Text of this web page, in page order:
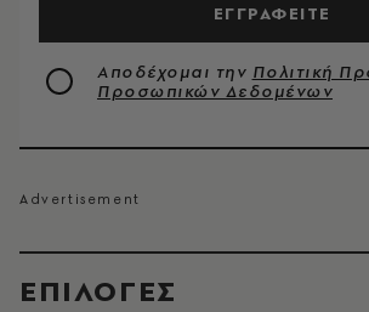
EΠΙΛΟΓΈΣ
ΕΓΓΡΑΦΕΙΤΕ
Αποδέχομαι την Πολιτική
Προσωπικών Δεδομένων